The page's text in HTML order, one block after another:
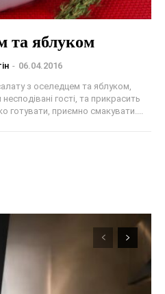
та яблуком
- 06.04.2016
з оселедцем та яблуком,
гості, та прикрасить
готувати, приємно смакувати....